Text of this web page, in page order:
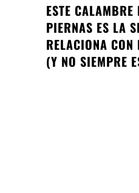
ESTE
PIERNAS ES LA
RELACIONA CON
(Y NO SIEMPRE